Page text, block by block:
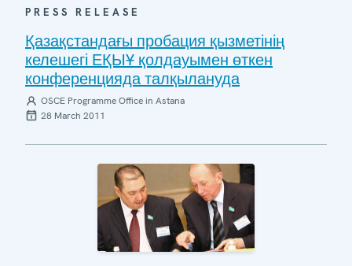
PRESS RELEASE
Қазақстандағы пробация қызметінің
келешегі ЕҚЫҰ қолдауымен өткен
конференцияда талқылануда
OSCE Programme Office in Astana
28 March 2011